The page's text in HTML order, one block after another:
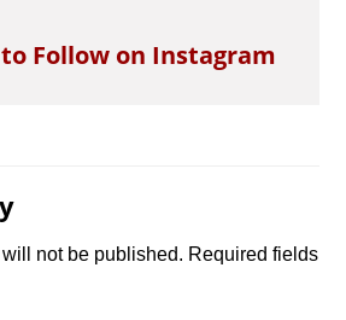
Follow on Instagram
not be published. Required fields